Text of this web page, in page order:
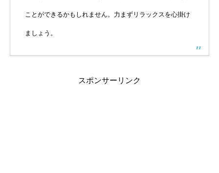
ことができるかもしれません。力まずリラックスを心掛け
ましょう。
スポンサーリンク